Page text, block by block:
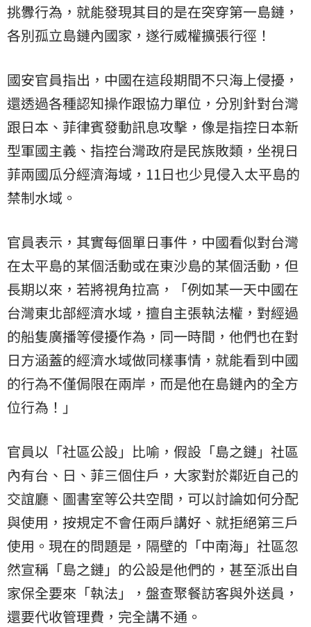
挑釁行為，就能發現其目的是在突穿第一島鏈，
各別孤立島鏈內國家，遂行威權擴張行徑！
國安官員指出，中國在這段期間不只海上侵擾，
還透過各種認知操作跟協力單位，分別針對台灣
跟日本、菲律賓發動訊息攻擊，像是指控日本新
型軍國主義、指控台灣政府是民族敗類，坐視日
菲兩國瓜分經濟海域，11日也少見侵入太平島的
禁制水域。
官員表示，其實每個單日事件，中國看似對台灣
在太平島的某個活動或在東沙島的某個活動，但
長期以來，若將視角拉高，「例如某一天中國在
台灣東北部經濟水域，擅自主張執法權，對經過
的船隻廣播等侵擾作為，同一時間，他們也在對
日方涵蓋的經濟水域做同樣事情，就能看到中國
的行為不僅侷限在兩岸，而是他在島鏈內的全方
位行為！」
官員以「社區公設」比喻，假設「島之鏈」社區
內有台、日、菲三個住戶，大家對於鄰近自己的
交誼廳、圖書室等公共空間，可以討論如何分配
與使用，按規定不會任兩戶講好、就拒絕第三戶
使用。現在的問題是，隔壁的「中南海」社區忽
然宣稱「島之鏈」的公設是他們的，甚至派出自
家保全要來「執法」，盤查聚餐訪客與外送員，
還要代收管理費，完全講不通。